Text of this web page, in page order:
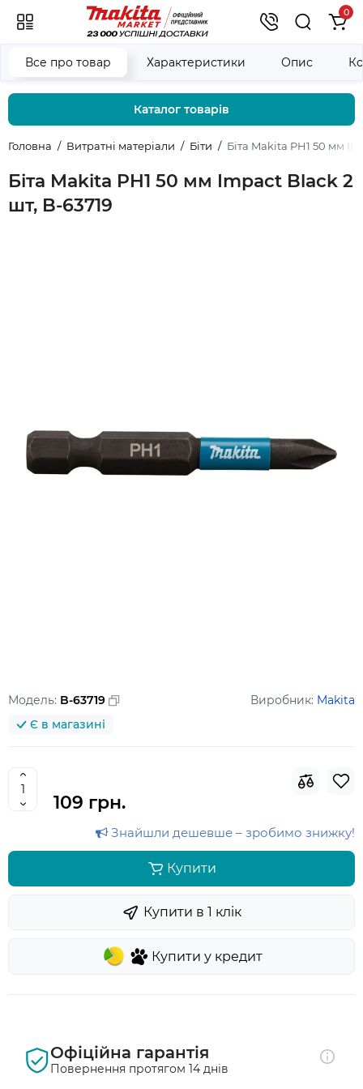
0
Каталог товарів
Головна Витратні матеріали Біти Біта Makita PH1 50 мм
Біта Makita PH1 50 мм Impact Black 2
шт, B-63719
Все про товар Характеристики Опис
Модель: B-63719 Виробник: Makita
Є в магазині
109 грн.
Знайшли дешевше – зробимо знижку!
Купити
Купити у кредит
Купити в 1 клiк
Офіційна гарантія
Повернення протягом 14 днів